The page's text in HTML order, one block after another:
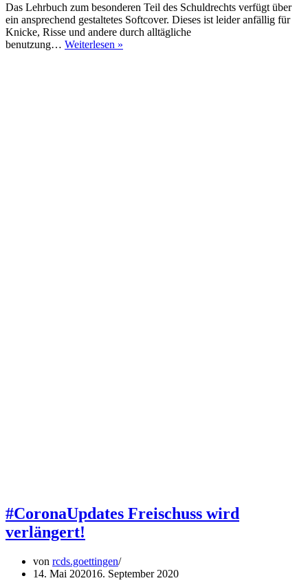
Das Lehrbuch zum besonderen Teil des Schuldrechts verfügt über
ein ansprechend gestaltetes Softcover. Dieses ist leider anfällig für
Knicke, Risse und andere durch alltägliche
benutzung… Weiterlesen »
#CoronaUpdates Freischuss wird
verlängert!
von rcds.goettingen
14. Mai 202016. September 2020